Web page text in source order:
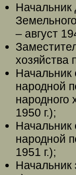
Начальник
– август
хозяйства
Начальник
народной
народного
1950 г.);
Начальник
народной
1951 г.);
Начальник